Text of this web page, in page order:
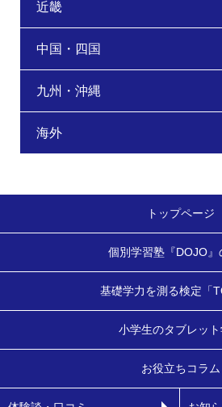
近畿
中国・四国
九州・沖縄
海外
トップページ
個別学習塾『DOJO』
基礎学力を測る検定「
小学生のタブレッ
お役立ちコラム